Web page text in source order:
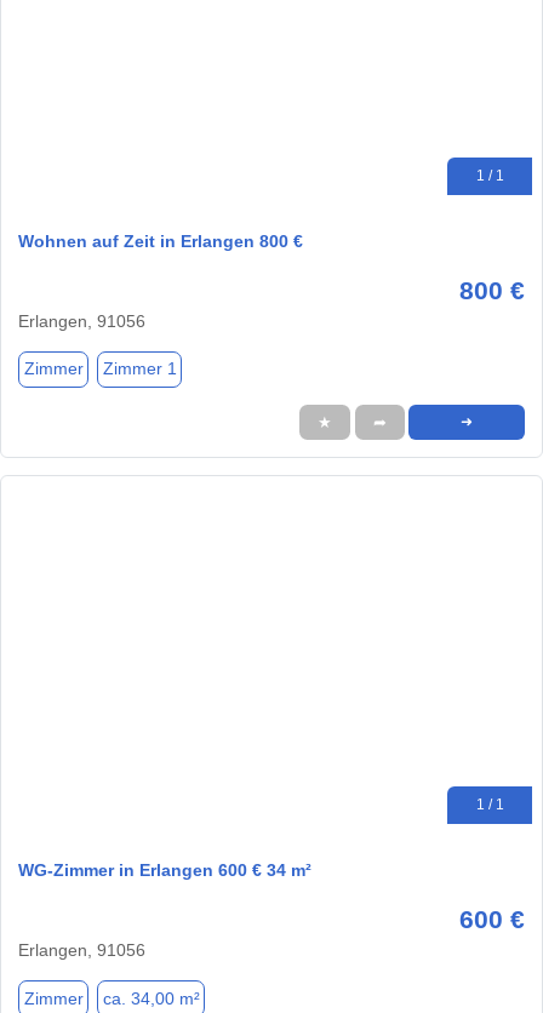
1 / 1
Wohnen auf Zeit in Erlangen 800 €
800 €
Erlangen, 91056
Zimmer Zimmer 1
★ ➦ ➜
1 / 1
WG-Zimmer in Erlangen 600 € 34 m²
600 €
Erlangen, 91056
Zimmer ca. 34,00 m²